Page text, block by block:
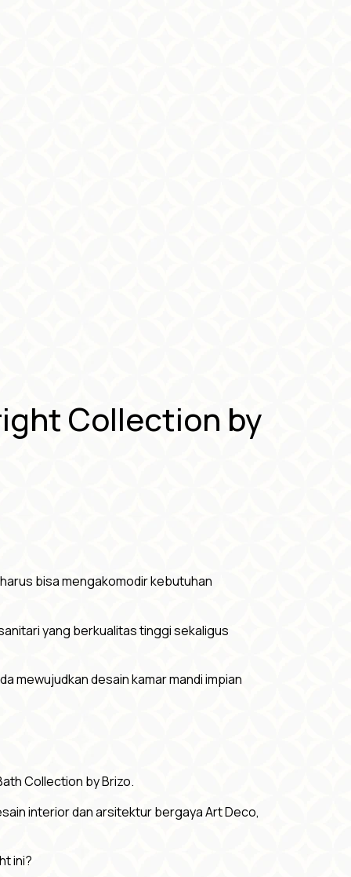
Collection by
bisa mengakomodir kebutuhan
yang berkualitas tinggi sekaligus
mewujudkan desain kamar mandi impian
Collection by Brizo.
interior dan arsitektur bergaya Art Deco,
ini?